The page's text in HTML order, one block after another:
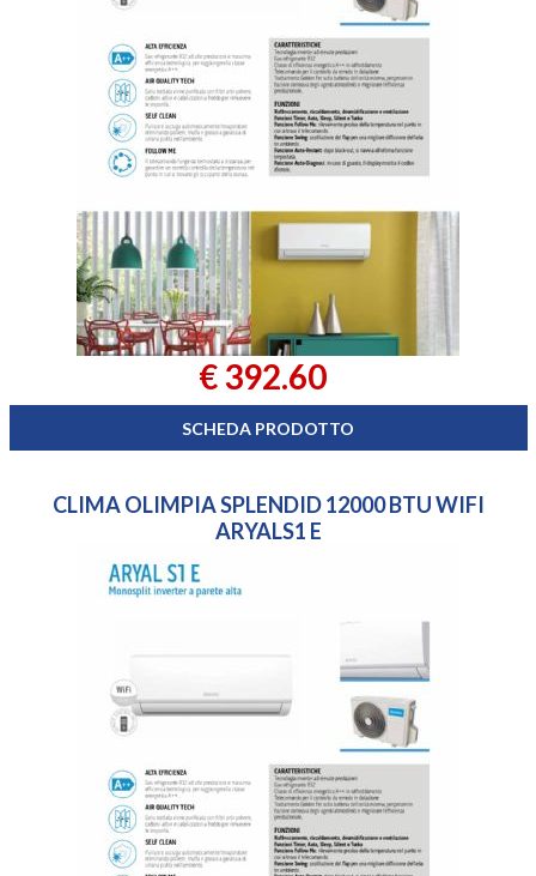
€ 392.60
SCHEDA PRODOTTO
CLIMA OLIMPIA SPLENDID 12000 BTU WIFI
ARYALS1 E